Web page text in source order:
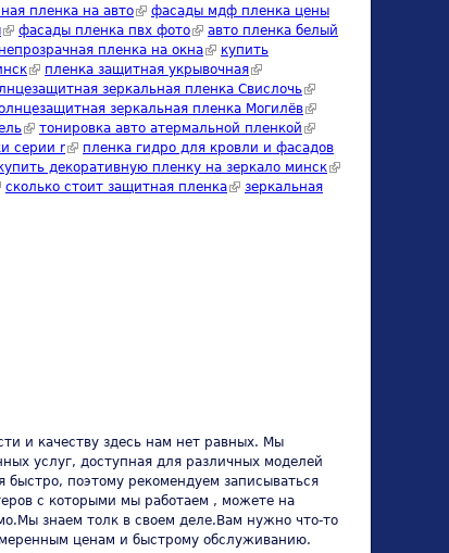
пленка на авто(link is external)
фасады мдф пленка цены
(link is external)
фасады пленка пвх фото(link is external)
авто пленка белый
is external)
непрозрачная пленка на окна(link is external)
купить
(link is external)
пленка защитная укрывочная(link is external)
external) зеркальная пленка Свислочь(link is
external)
is external) зеркальная пленка Могилёв(link is
external)
(link is external)
тонировка авто атермальной пленкой (link is
external)
серии r(link is external)
пленка гидро для кровли и фасадов
is external)декоративную пленку на зеркало минск(link is
is external)
сколько стоит защитная пленка(link is external)
зеркальная
и качеству здесь нам нет равных. Мы
услуг, доступная для различных моделей
поэтому рекомендуем записываться
с которыми мы работаем , можете на
знаем толк в своем деле.Вам нужно что-то
ценам и быстрому обслуживанию.